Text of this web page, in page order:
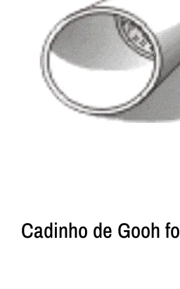
Cadinho de Gooh